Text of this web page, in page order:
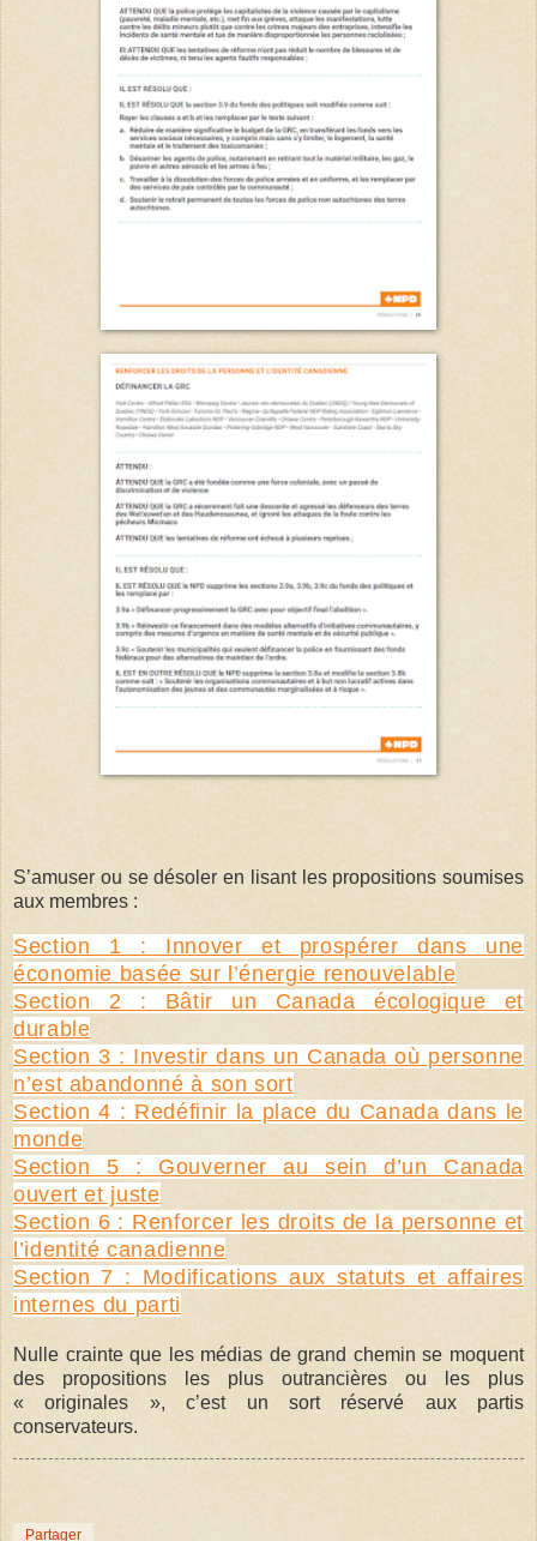
S’amuser ou se désoler en lisant les propositions soumises
aux membres :
Section 1 : Innover et prospérer dans une
économie basée sur l’énergie renouvelable
Section 2 : Bâtir un Canada écologique et
durable
Section 3 : Investir dans un Canada où personne
n’est abandonné à son sort
Section 4 : Redéfinir la place du Canada dans le
monde
Section 5 : Gouverner au sein d’un Canada
ouvert et juste
Section 6 : Renforcer les droits de la personne et
l’identité canadienne
Section 7 : Modifications aux statuts et affaires
internes du parti
Nulle crainte que les médias de grand chemin se moquent
des propositions les plus outrancières ou les plus
« originales », c’est un sort réservé aux partis
conservateurs.
Partager